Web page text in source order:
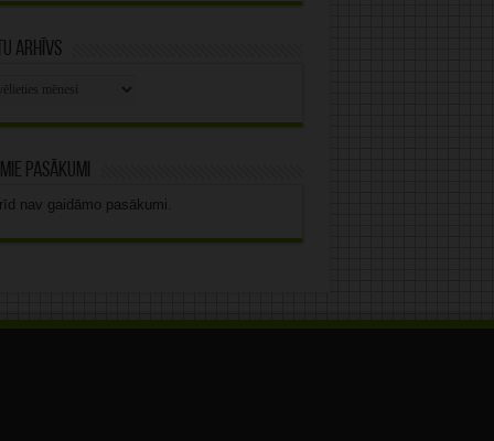
arhīvs
pasākumi
nav gaidāmo pasākumi.